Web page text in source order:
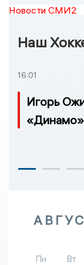
Новости СМИ2
Наш
16:01
Игорь
Пн Вт